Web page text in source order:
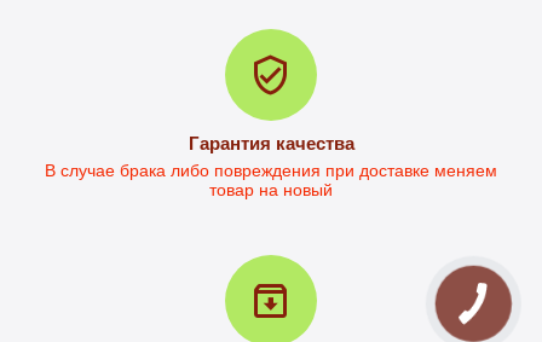
Ориентировочная цена
доставки НП от  284.00
Гарантия качества
В случае брака либо повреждения при доставке меняем
товар на новый